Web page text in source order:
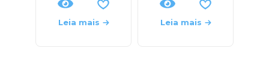
Leia mais Leia mais